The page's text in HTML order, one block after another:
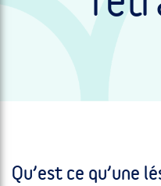
Qu’est ce qu’une